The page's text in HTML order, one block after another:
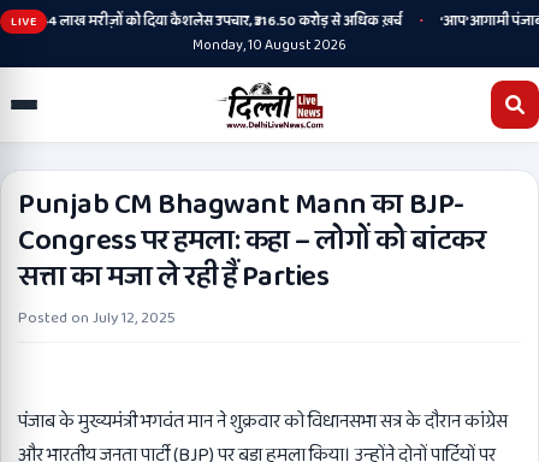
LIVE
2.44 लाख मरीज़ों को दिया कैशलेस उपचार, ₹316.50 करोड़ से अधिक ख़र्च •
‘आप’ आगामी पंजाब
Monday, 10 August 2026
Punjab CM Bhagwant Mann का BJP-
Congress पर हमला: कहा – लोगों को बांटकर
सत्ता का मजा ले रही हैं Parties
Posted onJuly 12, 2025
पंजाब के मुख्यमंत्री भगवंत मान ने शुक्रवार को विधानसभा सत्र के दौरान कांग्रेस
और भारतीय जनता पार्टी (BJP) पर बड़ा हमला किया। उन्होंने दोनों पार्टियों पर